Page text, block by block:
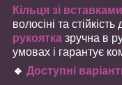
Кільця зі
волосіні та
рукоятка зручна в
умовах і гарантує
🔹 Доступні